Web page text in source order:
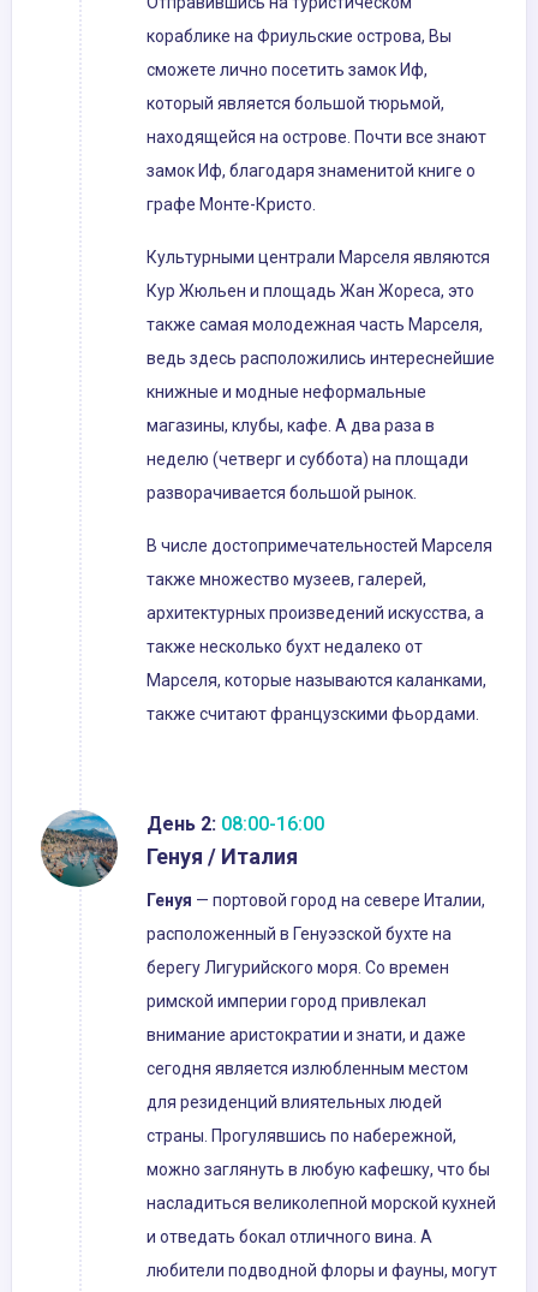
кораблике на Фриульские острова, Вы
сможете лично посетить замок Иф,
который является большой тюрьмой,
находящейся на острове. Почти все знают
замок Иф, благодаря знаменитой книге о
графе Монте-Кристо.
Культурными централи Марселя являются
Кур Жюльен и площадь Жан Жореса, это
также самая молодежная часть Марселя,
ведь здесь расположились интереснейшие
книжные и модные неформальные
магазины, клубы, кафе. А два раза в
неделю (четверг и суббота) на площади
разворачивается большой рынок.
В числе достопримечательностей Марселя
также множество музеев, галерей,
архитектурных произведений искусства, а
также несколько бухт недалеко от
Марселя, которые называются каланками,
также считают французскими фьордами.
День 2: 08:00-16:00
Генуя / Италия
Генуя — портовой город на севере Италии,
расположенный в Генуэзской бухте на
берегу Лигурийского моря. Со времен
римской империи город привлекал
внимание аристократии и знати, и даже
сегодня является излюбленным местом
для резиденций влиятельных людей
страны. Прогулявшись по набережной,
можно заглянуть в любую кафешку, что бы
насладиться великолепной морской кухней
и отведать бокал отличного вина. А
любители подводной флоры и фауны, могут